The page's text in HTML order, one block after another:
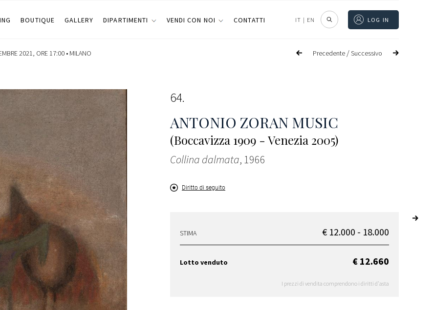
BOUTIQUE GALLERY DIPARTIMENTI VENDI CON NOI CONTATTI IT | EN LOG IN
Precedente /Successivo
2021, ORE 17:00 • MILANO
64
ANTONIO ZORAN MUSIC
(Boccavizza 1909 - Venezia 2005)
Collina dalmata, 1966
Diritto di seguito
STIMA € 12.000 - 18.000
Lotto venduto € 12.660
I prezzi di vendita comprendono i diritti d'asta